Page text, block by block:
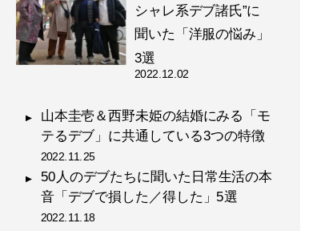
シャレ系デブ諸氏”に
聞いた「洋服の悩み」
3選
2022.12.02
山本圭壱＆西野未姫の結婚にみる「モ
テるデブ」に共通している3つの特徴
2022.11.25
50人のデブたちに聞いた日常生活の本
音「デブで損した／得した」5選
2022.11.18